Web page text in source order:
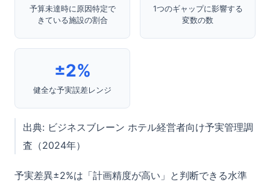
予算未達時に原因特定で
きている施設の割合
1つのギャップに影響する
変数の数
±2%
健全な予実誤差レンジ
出典: ビジネスブレーン ホテル経営者向け予実管理調
査（2024年）
予実差異±2%は「計画精度が高い」と判断できる水準